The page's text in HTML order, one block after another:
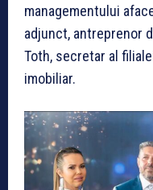
managementului
adjunct, antreprenor
Toth, secretar al
imobiliar.